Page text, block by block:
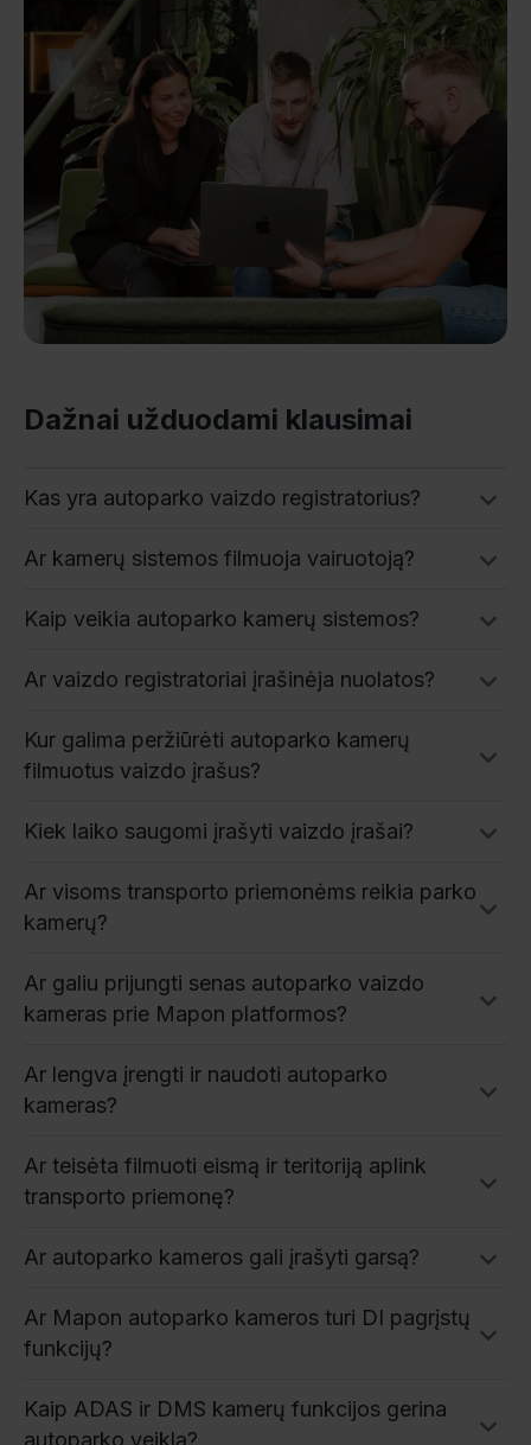
Dažnai užduodami klausimai
Kas yra autoparko vaizdo registratorius?
Ar kamerų sistemos filmuoja vairuotoją?
Kaip veikia autoparko kamerų sistemos?
Ar vaizdo registratoriai įrašinėja nuolatos?
Kur galima peržiūrėti autoparko kamerų
filmuotus vaizdo įrašus?
Kiek laiko saugomi įrašyti vaizdo įrašai?
Ar visoms transporto priemonėms reikia parko
kamerų?
Ar galiu prijungti senas autoparko vaizdo
kameras prie Mapon platformos?
Ar lengva įrengti ir naudoti autoparko
kameras?
Ar teisėta filmuoti eismą ir teritoriją aplink
transporto priemonę?
Ar autoparko kameros gali įrašyti garsą?
Ar Mapon autoparko kameros turi DI pagrįstų
funkcijų?
Kaip ADAS ir DMS kamerų funkcijos gerina
autoparko veiklą?